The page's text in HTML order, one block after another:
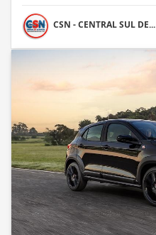
CSN - CENTRAL SUL DE...